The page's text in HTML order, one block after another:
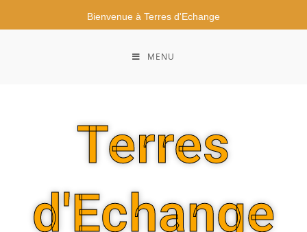
Bienvenue à Terres d'Echange
MENU
Terres
d'Echange